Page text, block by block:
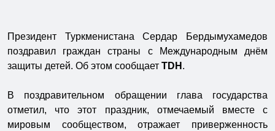
Президент Туркменистана Сердар Бердымухамедов
поздравил граждан страны с Международным днём
защиты детей. Об этом сообщает TDH .
В поздравительном обращении глава государства
отметил, что этот праздник, отмечаемый вместе с
мировым сообществом, отражает приверженность